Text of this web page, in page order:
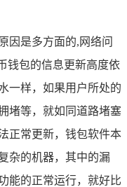
因是多方面的,网络问
钱包的信息更新高度依
一样，如果用户所处的
堵等，就如同道路堵塞
正常更新，钱包软件本
杂的机器，其中的漏
能的正常运行，就好比